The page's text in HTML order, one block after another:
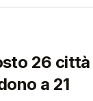
26 città
a 21